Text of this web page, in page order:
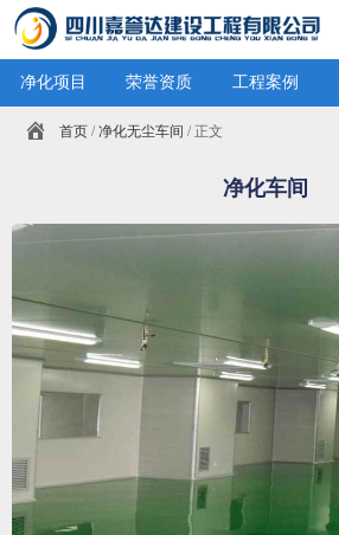
净化项目 荣誉资质 工程案例
首页 /净化无尘车间 / 正文
净化车间